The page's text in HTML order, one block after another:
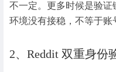
不一定。更多时候是验
环境没有接稳，不等于账
2、Reddit 双重身份